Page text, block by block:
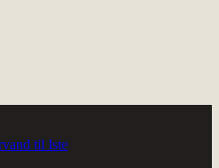
til Iste